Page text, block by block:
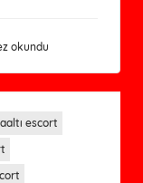
okundu
escort